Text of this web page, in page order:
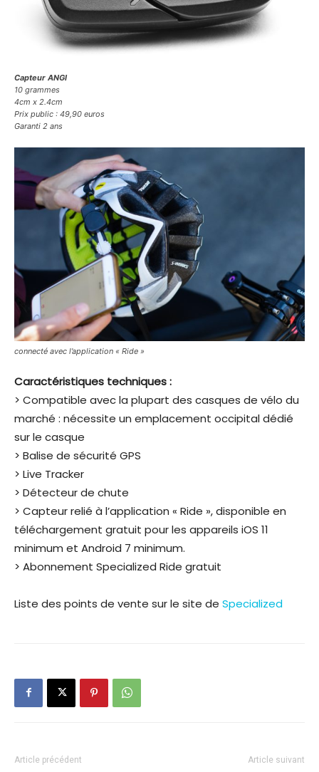
Capteur ANGI
10 grammes
4cm x 2.4cm
Prix public : 49,90 euros
Garanti 2 ans
connecté avec l’application « Ride »
Caractéristiques techniques :
> Compatible avec la plupart des casques de vélo du
marché : nécessite un emplacement occipital dédié
sur le casque
> Balise de sécurité GPS
> Live Tracker
> Détecteur de chute
> Capteur relié à l’application « Ride », disponible en
téléchargement gratuit pour les appareils iOS 11
minimum et Android 7 minimum.
> Abonnement Specialized Ride gratuit
Liste des points de vente sur le site de Specialized
Article précédent Article suivant